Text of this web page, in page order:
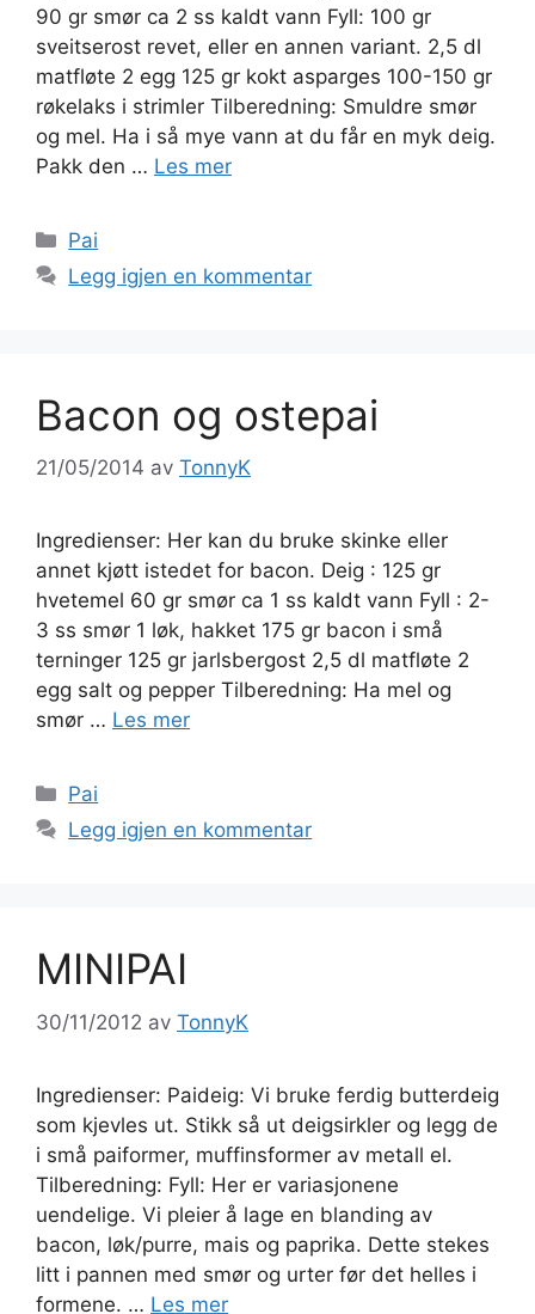
90 gr smør ca 2 ss kaldt vann Fyll: 100 gr
sveitserost revet, eller en annen variant. 2,5 dl
matfløte 2 egg 125 gr kokt asparges 100-150 gr
røkelaks i strimler Tilberedning: Smuldre smør
og mel. Ha i så mye vann at du får en myk deig.
Pakk den … Les mer
Kategorier
Pai
Legg igjen en kommentar
Bacon og ostepai
21/05/2014 av TonnyK
Ingredienser: Her kan du bruke skinke eller
annet kjøtt istedet for bacon. Deig : 125 gr
hvetemel 60 gr smør ca 1 ss kaldt vann Fyll : 2-
3 ss smør 1 løk, hakket 175 gr bacon i små
terninger 125 gr jarlsbergost 2,5 dl matfløte 2
egg salt og pepper Tilberedning: Ha mel og
smør … Les mer
Kategorier
Pai
Legg igjen en kommentar
MINIPAI
30/11/2012 av TonnyK
Ingredienser: Paideig: Vi bruke ferdig butterdeig
som kjevles ut. Stikk så ut deigsirkler og legg de
i små paiformer, muffinsformer av metall el.
Tilberedning: Fyll: Her er variasjonene
uendelige. Vi pleier å lage en blanding av
bacon, løk/purre, mais og paprika. Dette stekes
litt i pannen med smør og urter før det helles i
formene. … Les mer